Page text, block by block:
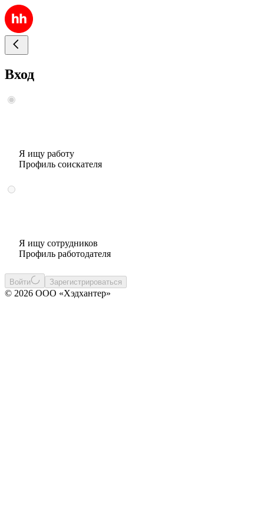
Вход
Я ищу работу
Профиль соискателя
Я ищу сотрудников
Профиль работодателя
Войти Зарегистрироваться
© 2026 ООО «Хэдхантер»